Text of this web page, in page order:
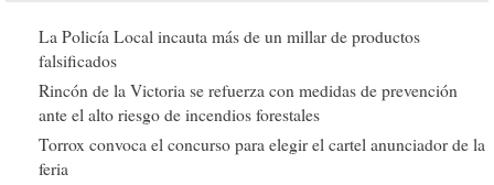
La Policía Local incauta más de un millar de productos
falsificados
Rincón de la Victoria se refuerza con medidas de prevención
ante el alto riesgo de incendios forestales
Torrox convoca el concurso para elegir el cartel anunciador de la
feria